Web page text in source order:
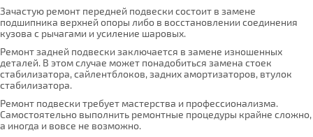
Зачастую ремонт передней подвески состоит в замене
подшипника верхней опоры либо в восстановлении соединения
кузова с рычагами и усиление шаровых.
Ремонт задней подвески заключается в замене изношенных
деталей. В этом случае может понадобиться замена стоек
стабилизатора, сайлентблоков, задних амортизаторов, втулок
стабилизатора.
Ремонт подвески требует мастерства и профессионализма.
Самостоятельно выполнить ремонтные процедуры крайне сложно,
а иногда и вовсе не возможно.